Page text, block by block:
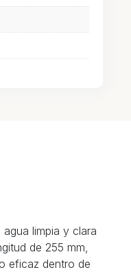
limpia y clara
de 255 mm,
eficaz dentro de